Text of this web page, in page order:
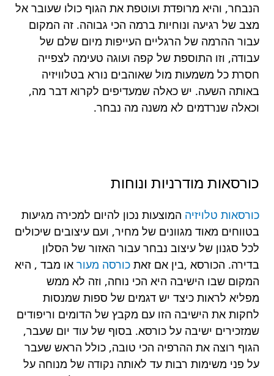
הנבחר, והיא מרופדת ועוטפת את הגוף כולו שעובר אל
מצב של רגיעה ונוחיות ברמה הכי גבוהה. זה המקום
עבור ההרמה של הרגליים העייפות מיום שלם של
עבודה, וזו התוספת של קפה ועוגה טעימה לצפייה
חסרת כל משמעות מול שאוהבים נורא בטלוויזיה
באותה השעה. יש כאלה שמעדיפים לקרוא דבר מה,
וכאלה שנרדמים לא משנה מה נבחר.
כורסאות מודרניות ונוחות
כורסאות טלויזיה המוצעות נכון להיום למכירה מגיעות
בטווחים מאוד מגוונים של מחיר, ועם עיצובים שיכולים
לכל סגנון של עיצוב נבחר עבור האזור של הסלון
בדירה. הכורסא ,בין אם זאת כורסה מעור או מבד , היא
המקום שבו הישיבה היא הכי נוחה, וזה לא ממש
מפליא לראות כיצד יש דגמים של ספות שמנסות
לחקות את הישיבה הזו עם מקבץ של הדומים וריפודים
שמזכירים ישיבה על כורסא. בסוף של עוד יום שעבר,
הגוף רוצה את ההרפיה הכי טובה, כולל הראש שעבר
על פני משימות רבות עד לאותה נקודה של מנוחה על